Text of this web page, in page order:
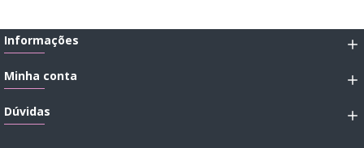
Informações
Minha conta
Dúvidas